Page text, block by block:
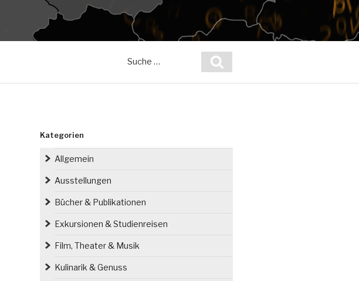
nach:
Kategorien
Allgemein
Ausstellungen
Bücher & Publikationen
Exkursionen & Studienreisen
Film, Theater & Musik
Kulinarik & Genuss